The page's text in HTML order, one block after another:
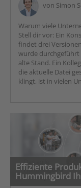
von Simon
Warum viele
Stell dir vor: Ein
findet drei
wurde durchgeführt
alte Stand. Ein
die aktuelle Datei
klingt, ist in vielen
Effiziente
Hummingbird